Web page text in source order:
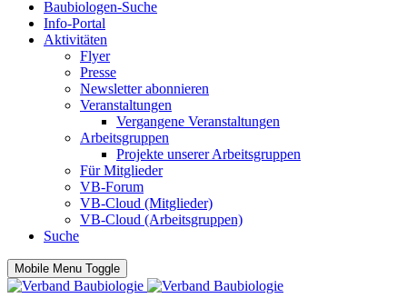
Baubiologen-Suche
Info-Portal
Aktivitäten
Flyer
Presse
Newsletter abonnieren
Veranstaltungen
Vergangene Veranstaltungen
Arbeitsgruppen
Projekte unserer Arbeitsgruppen
Für Mitglieder
VB-Forum
VB-Cloud (Mitglieder)
VB-Cloud (Arbeitsgruppen)
Suche
Mobile Menu Toggle